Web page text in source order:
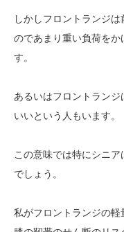
しかしフロントランジ
のであまり重い負荷を
す。
あるいはフロントラン
いいという人もいます。
この意味では特にシニ
でしょう。
私がフロントランジの